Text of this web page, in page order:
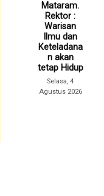
Mataram.
Rektor :
Warisan
Ilmu dan
Keteladana
n akan
tetap Hidup
Selasa, 4
Agustus 2026